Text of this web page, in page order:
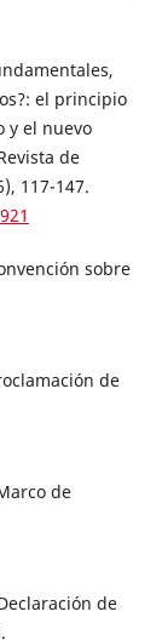
el principio
y el nuevo
de
117-147.
sobre
de
de
de